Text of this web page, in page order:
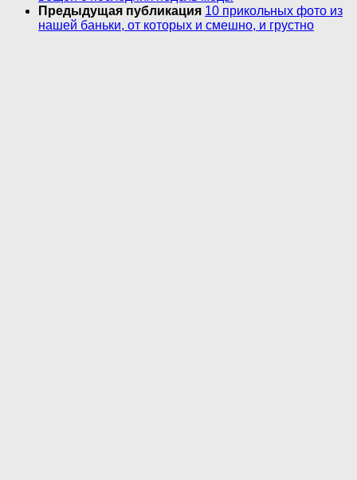
Предыдущая публикация 10 прикольных фото из
нашей баньки, от которых и смешно, и грустно